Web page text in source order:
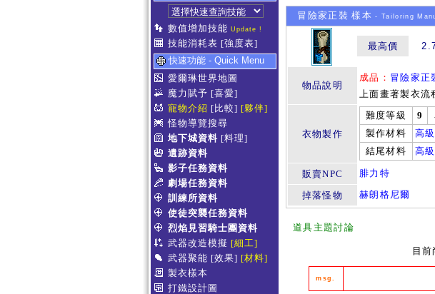
數值增加技能 Update !
技能消耗表 [強度表]
快速功能 - Quick Menu
愛爾琳世界地圖
魔力賦予 [喜愛]
寵物介紹 [比較] [夥伴]
怪物導覽搜尋
地下城資料 [料理]
遺跡資料
影子任務資料
劇場任務資料
訓練所資料
使徒突襲任務資料
烈焰見習騎士團資料
武器改造模擬 [細工]
武器聚能 [效果] [材料]
製衣樣本
打鐵設計圖
冒險家正裝 樣本 - Tailoring
最高價
物品說明
成品： 冒險家正
上面畫著製衣流
衣物製作
難度等級 9
製作材料
高
結尾材料
高
販賣NPC 腓力特
掉落怪物 赫朗格尼爾
道具主題討論
目
msg.